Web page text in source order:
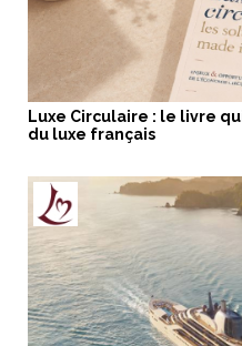
Luxe Circulaire : le livre
du luxe français